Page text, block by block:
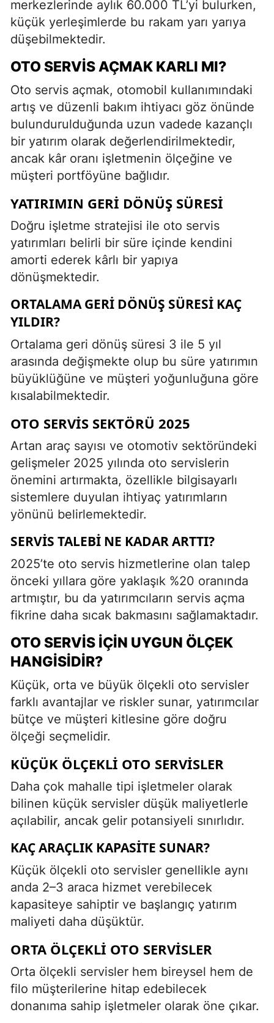
merkezlerinde aylık 60.000 TL’yi bulurken,
küçük yerleşimlerde bu rakam yarı yarıya
düşebilmektedir.
OTO SERVIS AÇMAK KARLI MI?
Oto servis açmak, otomobil kullanımındaki
artış ve düzenli bakım ihtiyacı göz önünde
bulundurulduğunda uzun vadede kazançlı
bir yatırım olarak değerlendirilmektedir,
ancak kâr oranı işletmenin ölçeğine ve
müşteri portföyüne bağlıdır.
YATIRIMIN GERI DÖNÜŞ SÜRESI
Doğru işletme stratejisi ile oto servis
yatırımları belirli bir süre içinde kendini
amorti ederek kârlı bir yapıya
dönüşmektedir.
ORTALAMA GERI DÖNÜŞ SÜRESI KAÇ
YILDIR?
Ortalama geri dönüş süresi 3 ile 5 yıl
arasında değişmekte olup bu süre yatırımın
büyüklüğüne ve müşteri yoğunluğuna göre
kısalabilmektedir.
OTO SERVIS SEKTÖRÜ 2025
Artan araç sayısı ve otomotiv sektöründeki
gelişmeler 2025 yılında oto servislerin
önemini artırmakta, özellikle bilgisayarlı
sistemlere duyulan ihtiyaç yatırımların
yönünü belirlemektedir.
SERVIS TALEBI NE KADAR ARTTI?
2025’te oto servis hizmetlerine olan talep
önceki yıllara göre yaklaşık %20 oranında
artmıştır, bu da yatırımcıların servis açma
fikrine daha sıcak bakmasını sağlamaktadır.
OTO SERVIS İÇIN UYGUN ÖLÇEK
HANGISIDIR?
Küçük, orta ve büyük ölçekli oto servisler
farklı avantajlar ve riskler sunar, yatırımcılar
bütçe ve müşteri kitlesine göre doğru
ölçeği seçmelidir.
KÜÇÜK ÖLÇEKLI OTO SERVISLER
Daha çok mahalle tipi işletmeler olarak
bilinen küçük servisler düşük maliyetlerle
açılabilir, ancak gelir potansiyeli sınırlıdır.
KAÇ ARAÇLIK KAPASITE SUNAR?
Küçük ölçekli oto servisler genellikle aynı
anda 2–3 araca hizmet verebilecek
kapasiteye sahiptir ve başlangıç yatırım
maliyeti daha düşüktür.
ORTA ÖLÇEKLI OTO SERVISLER
Orta ölçekli servisler hem bireysel hem de
filo müşterilerine hitap edebilecek
donanıma sahip işletmeler olarak öne çıkar.